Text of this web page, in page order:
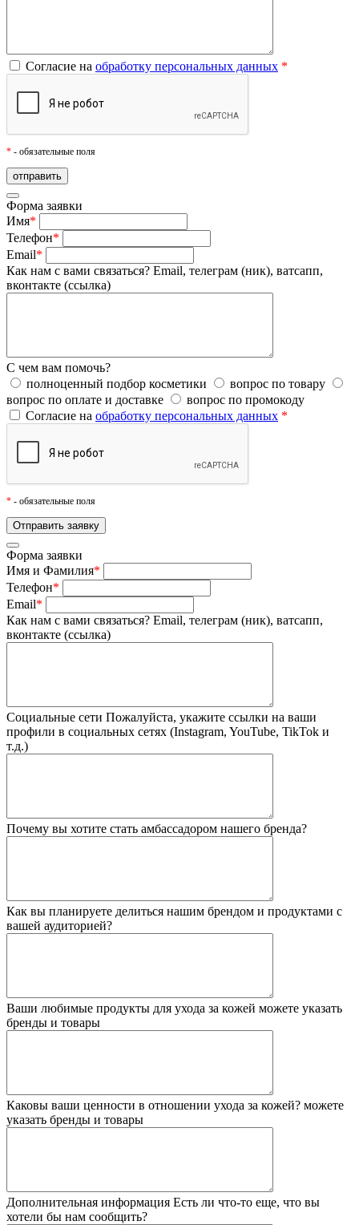
Согласие на обработку персональных данных *
* - обязательные поля
Форма заявки
Имя*
Телефон*
Email*
Как нам с вами связаться? Email, телеграм (ник), ватсапп,
вконтакте (ссылка)
С чем вам помочь?
полноценный подбор косметики
вопрос по товару
вопрос по оплате и доставке
вопрос по промокоду
Согласие на обработку персональных данных *
* - обязательные поля
Форма заявки
Имя и Фамилия*
Телефон*
Email*
Как нам с вами связаться? Email, телеграм (ник), ватсапп,
вконтакте (ссылка)
Социальные сети Пожалуйста, укажите ссылки на ваши
профили в социальных сетях (Instagram, YouTube, TikTok и
т.д.)
Почему вы хотите стать амбассадором нашего бренда?
Как вы планируете делиться нашим брендом и продуктами с
вашей аудиторией?
Ваши любимые продукты для ухода за кожей можете указать
бренды и товары
Каковы ваши ценности в отношении ухода за кожей? можете
указать бренды и товары
Дополнительная информация Есть ли что-то еще, что вы
хотели бы нам сообщить?